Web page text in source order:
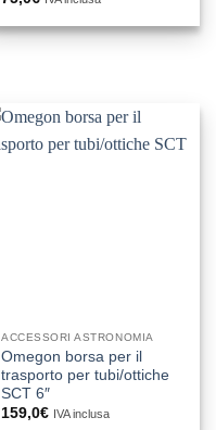
ACCESSORI ASTRONOMIA
Omegon borsa per il
trasporto per tubi/ottiche
SCT 6″
159,0€ IVA inclusa